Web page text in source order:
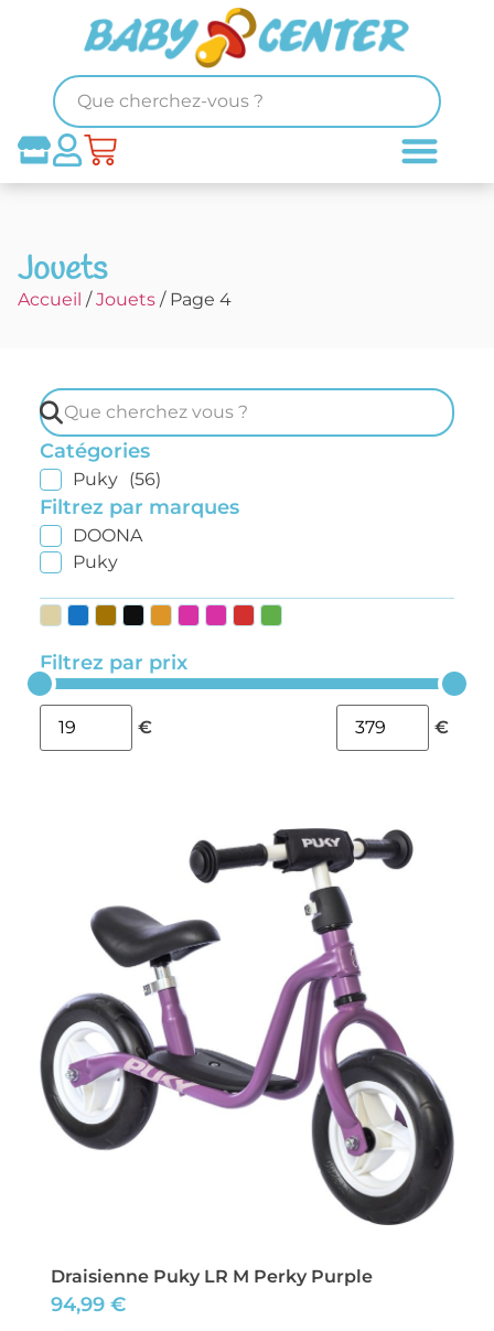
Jouets
Accueil /Jouets / Page 4
Catégories
Puky (56)
Filtrez par marques
DOONA
Puky
Filtrez par prix
€ €
Draisienne Puky LR M Perky Purple
94,99 €